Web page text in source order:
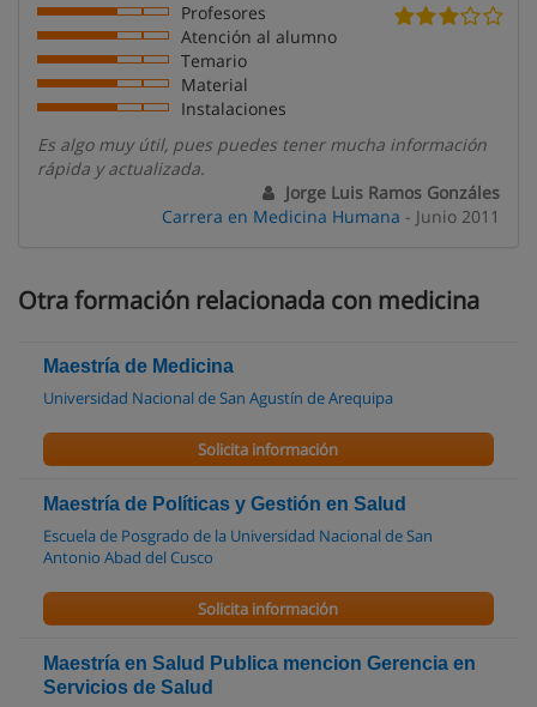
Profesores
Atención al alumno
Temario
Material
Instalaciones
Es algo muy útil, pues puedes tener mucha información
rápida y actualizada.
Jorge Luis Ramos Gonzáles
Carrera en Medicina Humana - Junio 2011
Otra formación relacionada con medicina
Maestría de Medicina
Universidad Nacional de San Agustín de Arequipa
Solicita información
Maestría de Políticas y Gestión en Salud
Escuela de Posgrado de la Universidad Nacional de San
Antonio Abad del Cusco
Solicita información
Maestría en Salud Publica mencion Gerencia en
Servicios de Salud